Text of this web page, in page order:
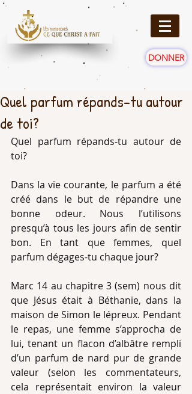
DONNER
Quel parfum répands-tu autour
de toi?
Quel parfum répands-tu autour de
toi?
Dans la vie courante, le parfum a été
créé dans le but de répandre une
bonne odeur. Nous l’utilisons
presqu’à tous les jours afin de sentir
bon. En tant que femmes, quel
parfum dégages-tu chaque jour?
Marc 14 au chapitre 3 (sem) nous dit
que Jésus était à Béthanie, dans la
maison de Simon le lépreux. Pendant
le repas, une femme s’approcha de
lui, tenant un flacon d’albâtre rempli
d’un parfum de nard pur de grande
valeur (selon les commentateurs,
cela représentait environ la valeur